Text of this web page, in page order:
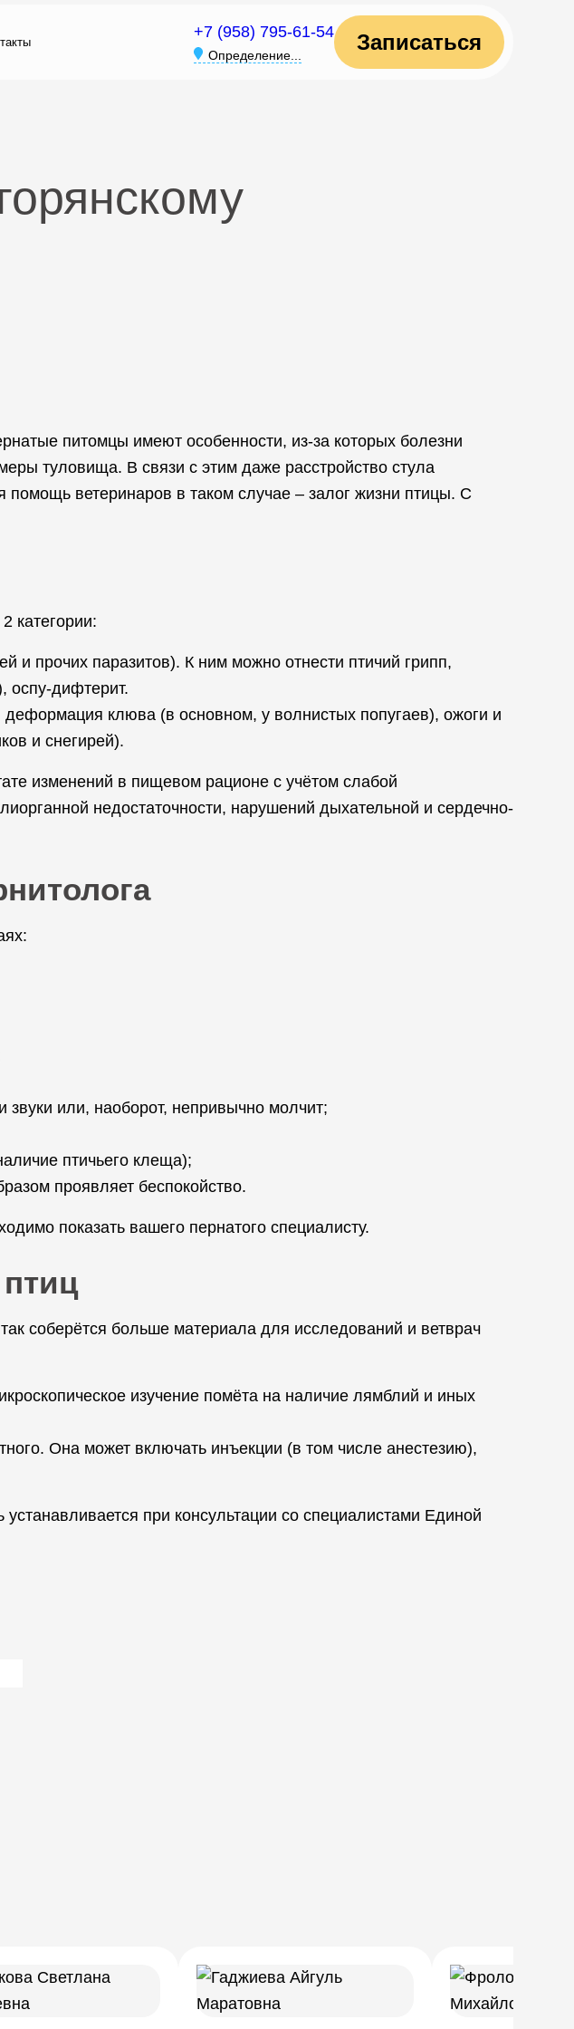
+7 (958) 795-61-54
Определение...
Записаться
питомцы имеют особенности, из-за которых болезни
туловища. В связи с этим даже расстройство стула
ветеринаров в таком случае – залог жизни птицы. С
категории:
и прочих паразитов). К ним можно отнести птичий грипп,
оспу-дифтерит.
клюва (в основном, у волнистых попугаев), ожоги и
и снегирей).
изменений в пищевом рационе с учётом слабой
недостаточности, нарушений дыхательной и сердечно-
или, наоборот, непривычно молчит;
птичьего клеща);
проявляет беспокойство.
показать вашего пернатого специалисту.
соберётся больше материала для исследований и ветврач
изучение помёта на наличие лямблий и иных
Она может включать инъекции (в том числе анестезию),
при консультации со специалистами Единой